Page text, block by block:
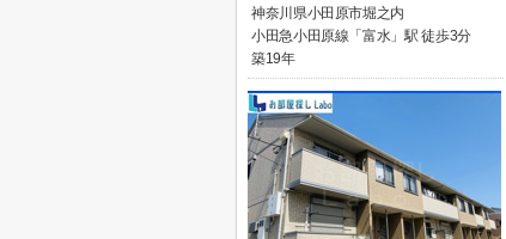
神奈川県小田原市堀之内
小田急小田原線「富水」駅 徒歩3分
築19年